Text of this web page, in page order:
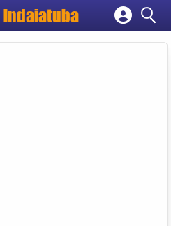
Indaiatuba
Cadastrar empresa